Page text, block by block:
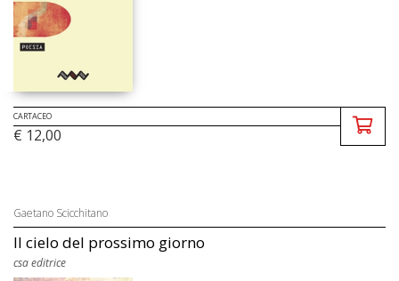
CARTACEO
€ 12,00
Gaetano Scicchitano
Il cielo del prossimo giorno
csa editrice